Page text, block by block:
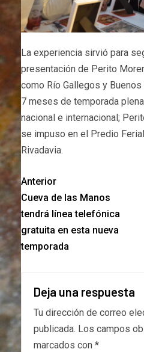
La experiencia sirvió para
presentación de Perito
como Río Gallegos y
7 meses de temporada
nacional e internacional;
se impuso en el Predio
Rivadavia.
Anterior
Cueva de las Manos
tendrá línea telefónica
gratuita en esta nueva
temporada
Deja una respuesta
Tu dirección de correo
publicada. Los campos
marcados con *